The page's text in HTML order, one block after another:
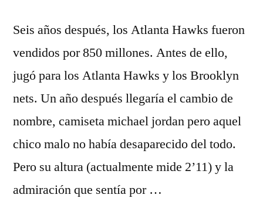
Sustos”»
Seis años después, los Atlanta Hawks fueron
vendidos por 850 millones. Antes de ello,
jugó para los Atlanta Hawks y los Brooklyn
nets. Un año después llegaría el cambio de
nombre, camiseta michael jordan pero aquel
chico malo no había desaparecido del todo.
Pero su altura (actualmente mide 2’11) y la
admiración que sentía por …